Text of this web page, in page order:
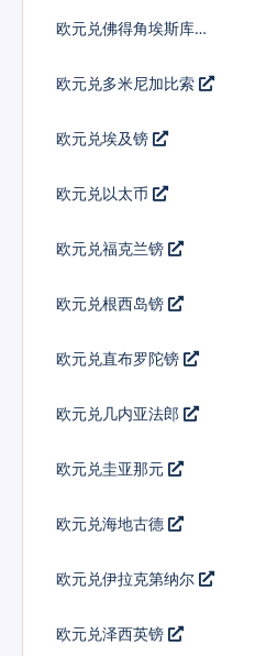
欧元兑佛得角埃斯库多
欧元兑多米尼加比索
欧元兑埃及镑
欧元兑以太币
欧元兑福克兰镑
欧元兑根西岛镑
欧元兑直布罗陀镑
欧元兑几内亚法郎
欧元兑圭亚那元
欧元兑海地古德
欧元兑伊拉克第纳尔
欧元兑泽西英镑